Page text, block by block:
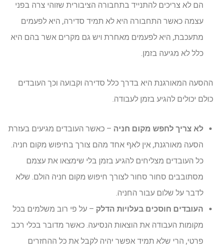
הם לא צריכים להתנייד בתחבורה הציבורית שזוהי צרה בפני
עצמה כאשר התחבורה היא לא תמיד סדירה, היא לפעמים
מתעכבת, היא לפעמים מאחרת ויש גם מקרים אשר בהם היא
כלל לא מגיעה בזמן.
ההסעה המאורגנת היא בדרך כלל סדירה וקבועה וכך העובדים
כולם יכולים להגיע בזמן לעבודה.
לא צריך לחפש מקום חניה – כאשר העובדים מגיעים בעזרת
הסעה מאורגנת, אין לאף אחד מהם צורך בחיפוש מקום חניה.
כל העובדים מצליחים להגיע בזמן בלי שימצאו את עצמם
מסתובבים סחור סחור לצורך חיפוש מקום חניה הולם. שלא
לדבר על שלום עבור החניה.
העובדים חוסכים בעלויות הדלק – על פי רוב משלמים בכל
מקומות העבודה את הוצאות הנסיעה. כאשר מדובר בכלי רכב
פרטי, הרי שלא תמיד אפשר יהיה לקבל את כל ההחזרים